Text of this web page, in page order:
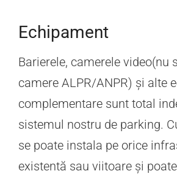
Echipament
Barierele, camerele video(nu
camere ALPR/ANPR) și alte
complementare sunt total
sistemul nostru de parking.
se poate instala pe orice
existentă sau viitoare și